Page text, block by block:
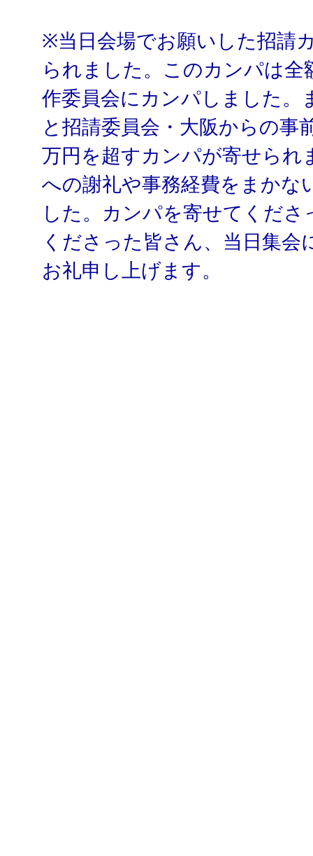
※当日会場でお願いした招請
られました。このカンパは全
作委員会にカンパしました
と招請委員会・大阪からの事
万円を超すカンパが寄せられ
への謝礼や事務経費をまかな
した。カンパを寄せてくだ
くださった皆さん、当日集
お礼申し上げます。